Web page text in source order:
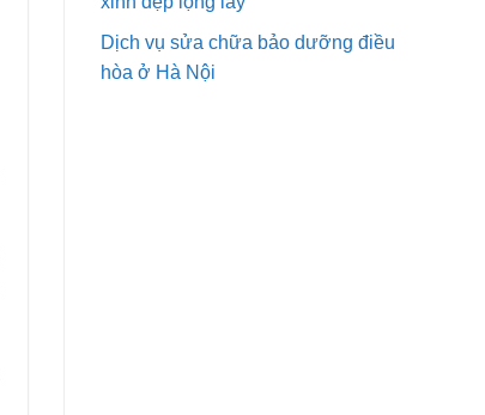
Dịch vụ sửa chữa bảo dưỡng điều
hòa ở Hà Nội